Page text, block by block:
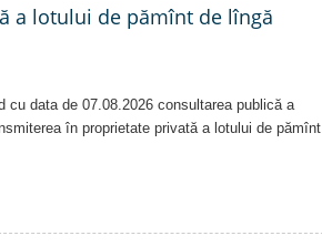
a lotului de pămînt de lîngă
data de 07.08.2026 consultarea publică a
în proprietate privată a lotului de pămînt